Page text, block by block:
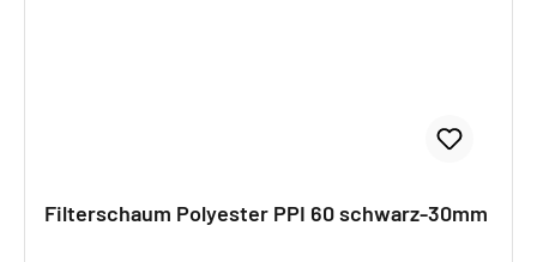
Filterschaum Polyester PPI 60 schwarz-30mm